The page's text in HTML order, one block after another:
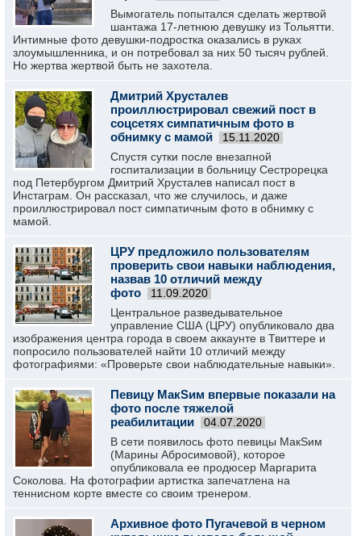
Вымогатель попытался сделать жертвой
шантажа 17-летнюю девушку из Тольятти.
Интимные фото девушки-подростка оказались в руках
злоумышленника, и он потребовал за них 50 тысяч рублей.
Но жертва жертвой быть не захотела.
Дмитрий Хрусталев
проиллюстрировал свежий пост в
соцсетях симпатичным фото в
обнимку с мамой
15.11.2020
Спустя сутки после внезапной
госпитализации в больницу Сестрорецка
под Петербургом Дмитрий Хрусталев написал пост в
Инстаграм. Он рассказал, что же случилось, и даже
проиллюстрировал пост симпатичным фото в обнимку с
мамой.
ЦРУ предложило пользователям
проверить свои навыки наблюдения,
назвав 10 отличий между
фото
11.09.2020
Центральное разведывательное
управление США (ЦРУ) опубликовало два
изображения центра города в своем аккаунте в Твиттере и
попросило пользователей найти 10 отличий между
фотографиями: «Проверьте свои наблюдательные навыки».
Певицу МакSим впервые показали на
фото после тяжелой
реабилитации
04.07.2020
В сети появилось фото певицы МакSим
(Марины Абросимовой), которое
опубликовала ее продюсер Маргарита
Соколова. На фотографии артистка запечатлена на
теннисном корте вместе со своим тренером.
Архивное фото Пугачевой в черном